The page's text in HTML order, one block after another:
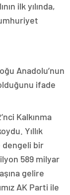
ilk yılında,
Anadolu’nun
ifade
Kalkınma
Yıllık
dengeli bir
589 milyar
gelire
AK Parti ile